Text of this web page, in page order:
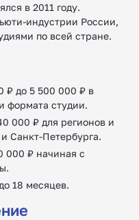
в 2011 году.
индустрии России,
по всей стране.
₽ до 5 500 000 ₽ в
формата студии.
000 ₽ для регионов и
Санкт-Петербурга.
000 ₽ начиная с
18 месяцев.